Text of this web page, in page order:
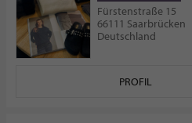
Fürstenstraße 15
66111 Saarbrücken
Deutschland
PROFIL